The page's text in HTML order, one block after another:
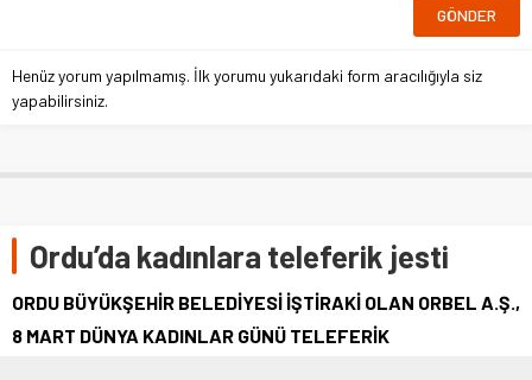
Henüz yorum yapılmamış. İlk yorumu yukarıdaki form aracılığıyla siz
yapabilirsiniz.
Ordu’da kadınlara teleferik jesti
ORDU BÜYÜKŞEHİR BELEDİYESİ İŞTİRAKİ OLAN ORBEL A.Ş.,
8 MART DÜNYA KADINLAR GÜNÜ TELEFERİK